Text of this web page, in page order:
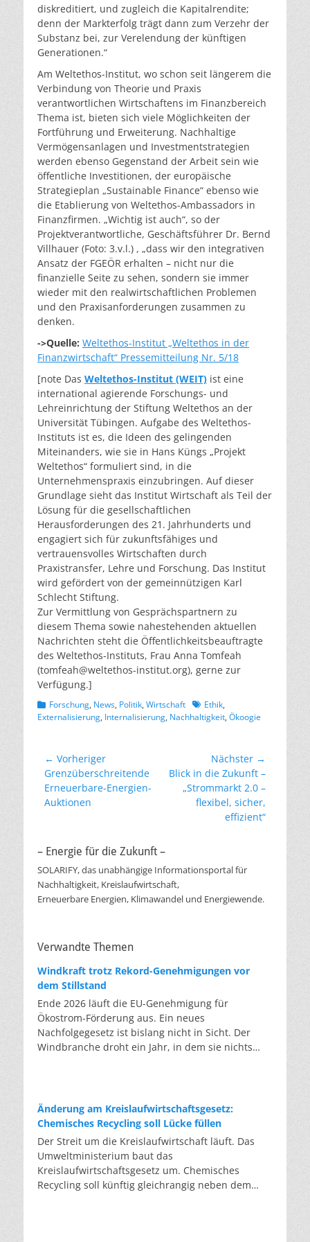
diskreditiert, und zugleich die Kapitalrendite;
denn der Markterfolg trägt dann zum Verzehr der
Substanz bei, zur Verelendung der künftigen
Generationen.“
Am Weltethos-Institut, wo schon seit längerem die
Verbindung von Theorie und Praxis
verantwortlichen Wirtschaftens im Finanzbereich
Thema ist, bieten sich viele Möglichkeiten der
Fortführung und Erweiterung. Nachhaltige
Vermögensanlagen und Investmentstrategien
werden ebenso Gegenstand der Arbeit sein wie
öffentliche Investitionen, der europäische
Strategieplan „Sustainable Finance“ ebenso wie
die Etablierung von Weltethos-Ambassadors in
Finanzfirmen. „Wichtig ist auch“, so der
Projektverantwortliche, Geschäftsführer Dr. Bernd
Villhauer (Foto: 3.v.l.) , „dass wir den integrativen
Ansatz der FGEÖR erhalten – nicht nur die
finanzielle Seite zu sehen, sondern sie immer
wieder mit den realwirtschaftlichen Problemen
und den Praxisanforderungen zusammen zu
denken.
->Quelle: Weltethos-Institut „Weltethos in der
Finanzwirtschaft“ Pressemitteilung Nr. 5/18
[note Das Weltethos-Institut (WEIT) ist eine
international agierende Forschungs- und
Lehreinrichtung der Stiftung Weltethos an der
Universität Tübingen. Aufgabe des Weltethos-
Instituts ist es, die Ideen des gelingenden
Miteinanders, wie sie in Hans Küngs „Projekt
Weltethos“ formuliert sind, in die
Unternehmenspraxis einzubringen. Auf dieser
Grundlage sieht das Institut Wirtschaft als Teil der
Lösung für die gesellschaftlichen
Herausforderungen des 21. Jahrhunderts und
engagiert sich für zukunftsfähiges und
vertrauensvolles Wirtschaften durch
Praxistransfer, Lehre und Forschung. Das Institut
wird gefördert von der gemeinnützigen Karl
Schlecht Stiftung.
Zur Vermittlung von Gesprächspartnern zu
diesem Thema sowie nahestehenden aktuellen
Nachrichten steht die Öffentlichkeitsbeauftragte
des Weltethos-Instituts, Frau Anna Tomfeah
(tomfeah@weltethos-institut.org), gerne zur
Verfügung.]
Kategorien
Forschung, News, Politik, Wirtschaft Schlagworte
Ethik,
Externalisierung, Internalisierung, Nachhaltigkeit, Ökoogie
Beitragsnavigation
← Vorheriger
Vorheriger
Beitrag:
Grenzüberschreitende
Erneuerbare-Energien-
Auktionen
Nächster →
Nächster
Beitrag:
Blick in die Zukunft –
„Strommarkt 2.0 –
flexibel, sicher,
effizient“
– Energie für die Zukunft –
SOLARIFY, das unabhängige Informationsportal für
Nachhaltigkeit, Kreislaufwirtschaft,
Erneuerbare Energien, Klimawandel und Energiewende.
Verwandte Themen
Windkraft trotz Rekord-Genehmigungen vor
dem Stillstand
Ende 2026 läuft die EU-Genehmigung für
Ökostrom-Förderung aus. Ein neues
Nachfolgegesetz ist bislang nicht in Sicht. Der
Windbranche droht ein Jahr, in dem sie nichts
die Verfahren laufen heute deutlich schneller. Die
Halbjahresbilanz der Branche bestätigt dieses
Muster: So viele Windräder wie nie zuvor wurden
genehmigt, doch im ersten Halbjahr gingen netto
nur rund zwei Gigawatt ans Netz. Der Bestand
liegt damit bei etwa 70 Gigawatt. Das gesetzliche
Zwischenziel von 84 Gigawatt zum Jahresende ist
Änderung am Kreislaufwirtschaftsgesetz:
Chemisches Recycling soll Lücke füllen
Der Streit um die Kreislaufwirtschaft läuft. Das
Umweltministerium baut das
Kreislaufwirtschaftsgesetz um. Chemisches
Recycling soll künftig gleichrangig neben dem